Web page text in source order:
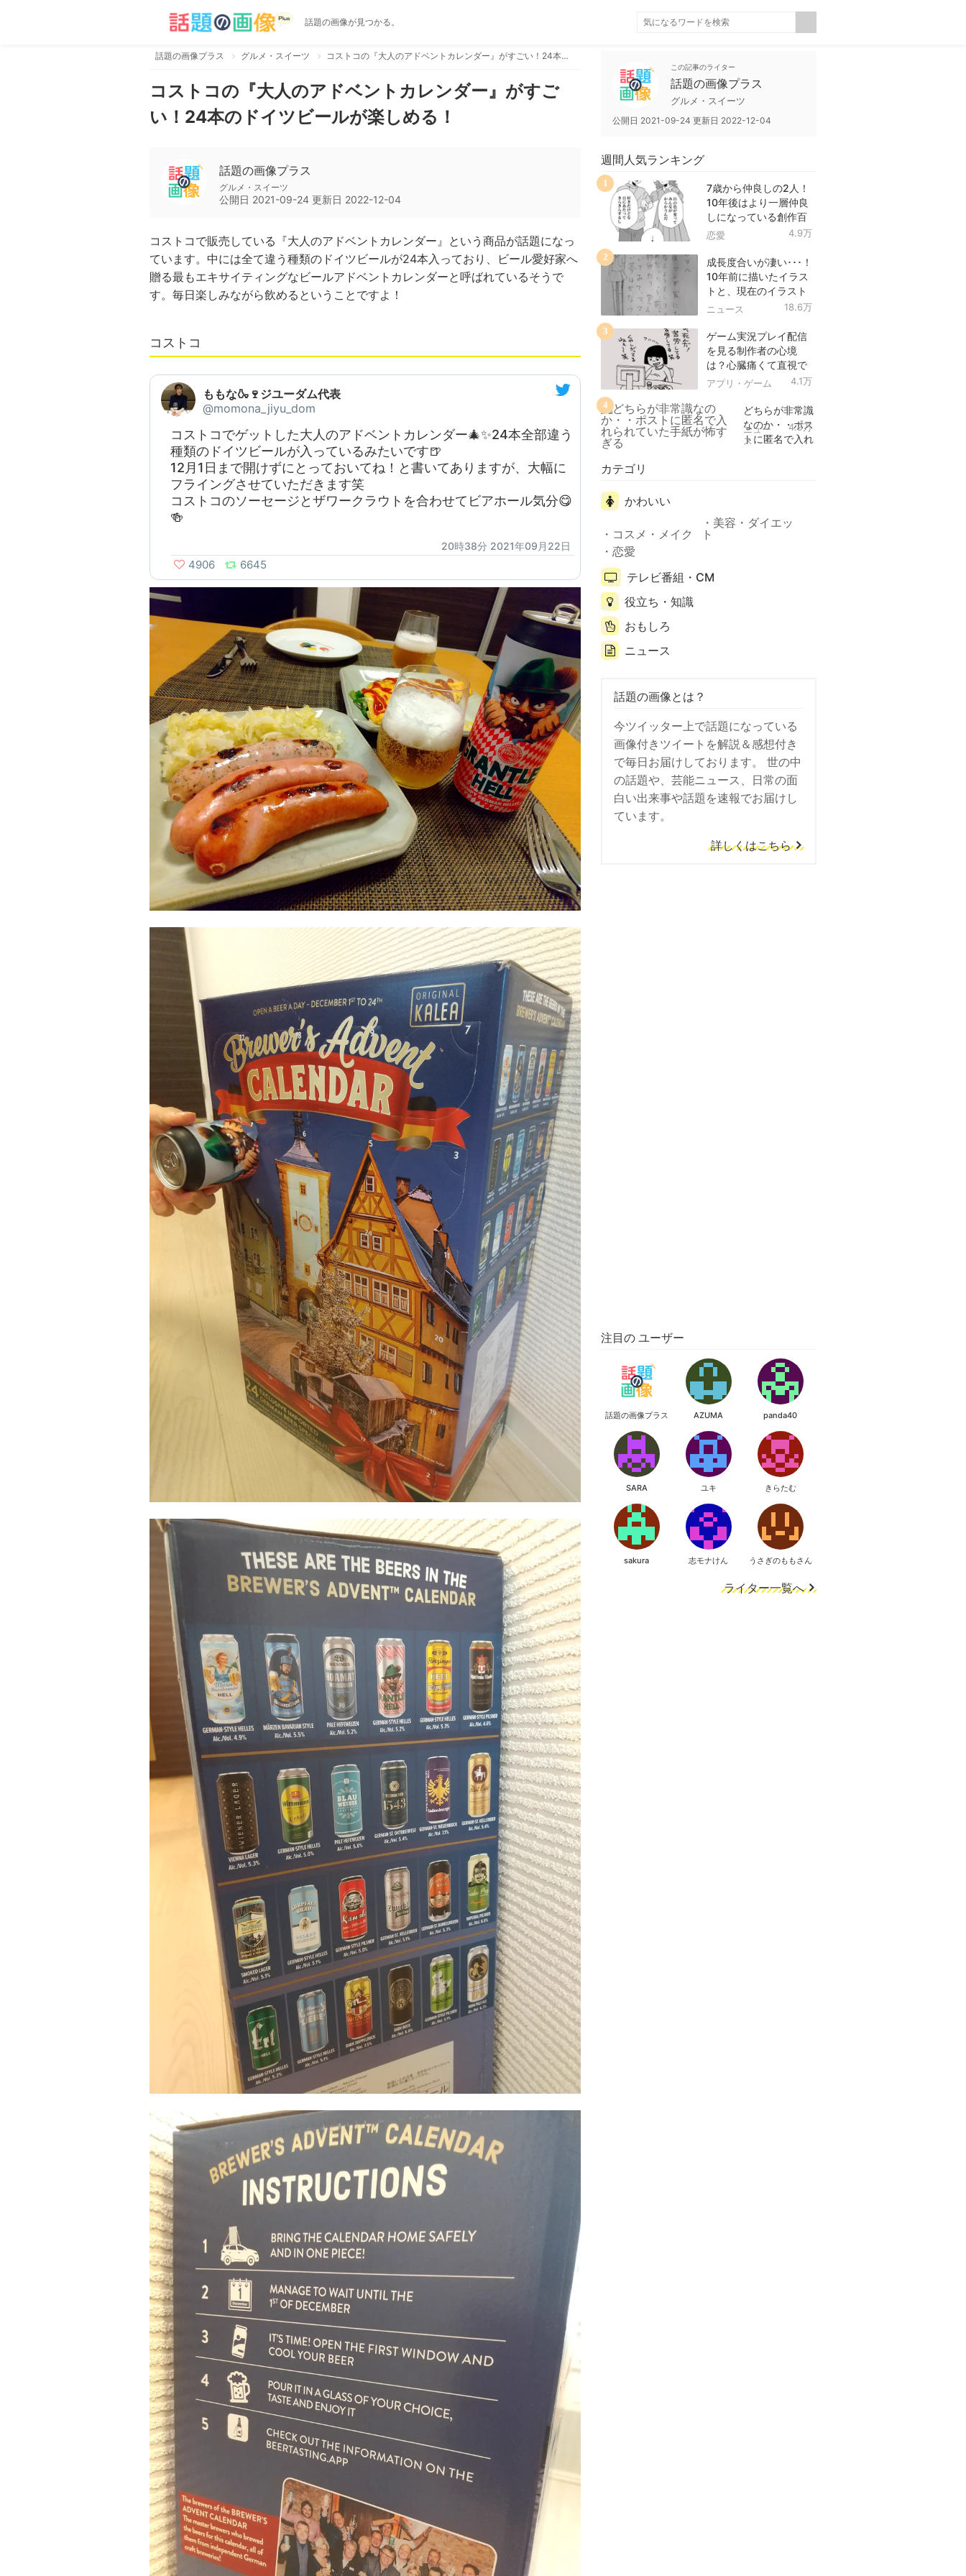
話題の画像が見つかる。
話題の画像プラス グルメ・スイーツ コストコの『大人のアドベントカレンダー』がすごい！24本のドイツビールが楽しめる！
コストコの『大人のアドベントカレンダー』がすご
い！24本のドイツビールが楽しめる！
話題の画像プラス
グルメ・スイーツ
公開日 2021-09-24 更新日 2022-12-04
コストコで販売している『大人のアドベントカレンダー』という商品が話題になっ
ています。中には全て違う種類のドイツビールが24本入っており、ビール愛好家へ
贈る最もエキサイティングなビールアドベントカレンダーと呼ばれているそうで
す。毎日楽しみながら飲めるということですよ！
コストコ
ももな🍶🍷ジユーダム代表
@momona_jiyu_dom
コストコでゲットした大人のアドベントカレンダー🎄✨24本全部違う
種類のドイツビールが入っているみたいです🍺
12月1日まで開けずにとっておいてね！と書いてありますが、大幅に
フライングさせていただきます笑
コストコのソーセージとザワークラウトを合わせてビアホール気分😋
🍻
20時38分 2021年09月22日
4906 6645
この記事のライター
話題の画像プラス
グルメ・スイーツ
公開日 2021-09-24 更新日 2022-12-04
週間人気ランキング
7歳から仲良しの2人！
10年後はより一層仲良
しになっている創作百
合！
恋愛 4.9万
1
成長度合いが凄い･･･！
10年前に描いたイラス
トと、現在のイラスト
を投稿したツイートが
ニュース 18.6万
2
ゲーム実況プレイ配信
を見る制作者の心境
は？心臓痛くて直視で
きなかった！
アプリ・ゲーム 4.1万
3
どちらが非常識
なのか・・ポス
トに匿名で入れ
ニュー
ス
4.9万
4
カテゴリ
かわいい
コスメ・メイク
美容・ダイエッ
ト
恋愛
テレビ番組・CM
役立ち・知識
おもしろ
ニュース
話題の画像とは？
今ツイッター上で話題になっている
画像付きツイートを解説＆感想付き
で毎日お届けしております。 世の中
の話題や、芸能ニュース、日常の面
白い出来事や話題を速報でお届けし
ています。
詳しくはこちら
注目の ユーザー
話題の画像プラス AZUMA panda40
SARA ユキ きらたむ
sakura 志モナけん うさぎのももさん
ライター一覧へ